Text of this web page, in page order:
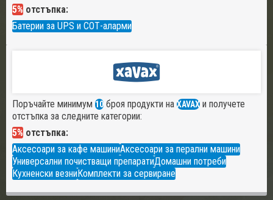
5% отстъпка:
Батерии за UPS и СОТ-аларми
Поръчайте минимум 10 броя продукти на XAVAX и получете
отстъпка за следните категории:
5% отстъпка:
Аксесоари за кафе машиниАксесоари за перални машини
Универсални почистващи препаратиДомашни потреби
Кухненски везниКомплекти за сервиране